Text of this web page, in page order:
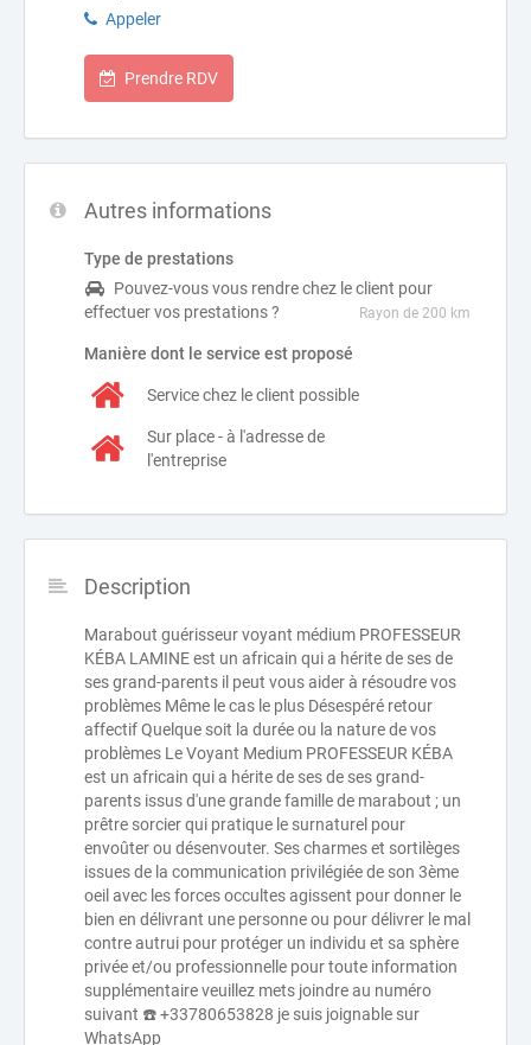
Appeler
Prendre RDV
Autres informations
Type de prestations
Pouvez-vous vous rendre chez le client pour
effectuer vos prestations ?
Rayon de 200 km
Manière dont le service est proposé
Service chez le client possible
Sur place - à l'adresse de
l'entreprise
Description
Marabout guérisseur voyant médium PROFESSEUR
KÉBA LAMINE est un africain qui a hérite de ses de
ses grand-parents il peut vous aider à résoudre vos
problèmes Même le cas le plus Désespéré retour
affectif Quelque soit la durée ou la nature de vos
problèmes Le Voyant Medium PROFESSEUR KÉBA
est un africain qui a hérite de ses de ses grand-
parents issus d'une grande famille de marabout ; un
prêtre sorcier qui pratique le surnaturel pour
envoûter ou désenvouter. Ses charmes et sortilèges
issues de la communication privilégiée de son 3ème
oeil avec les forces occultes agissent pour donner le
bien en délivrant une personne ou pour délivrer le mal
contre autrui pour protéger un individu et sa sphère
privée et/ou professionnelle pour toute information
supplémentaire veuillez mets joindre au numéro
suivant ☎️ +33780653828 je suis joignable sur
WhatsApp